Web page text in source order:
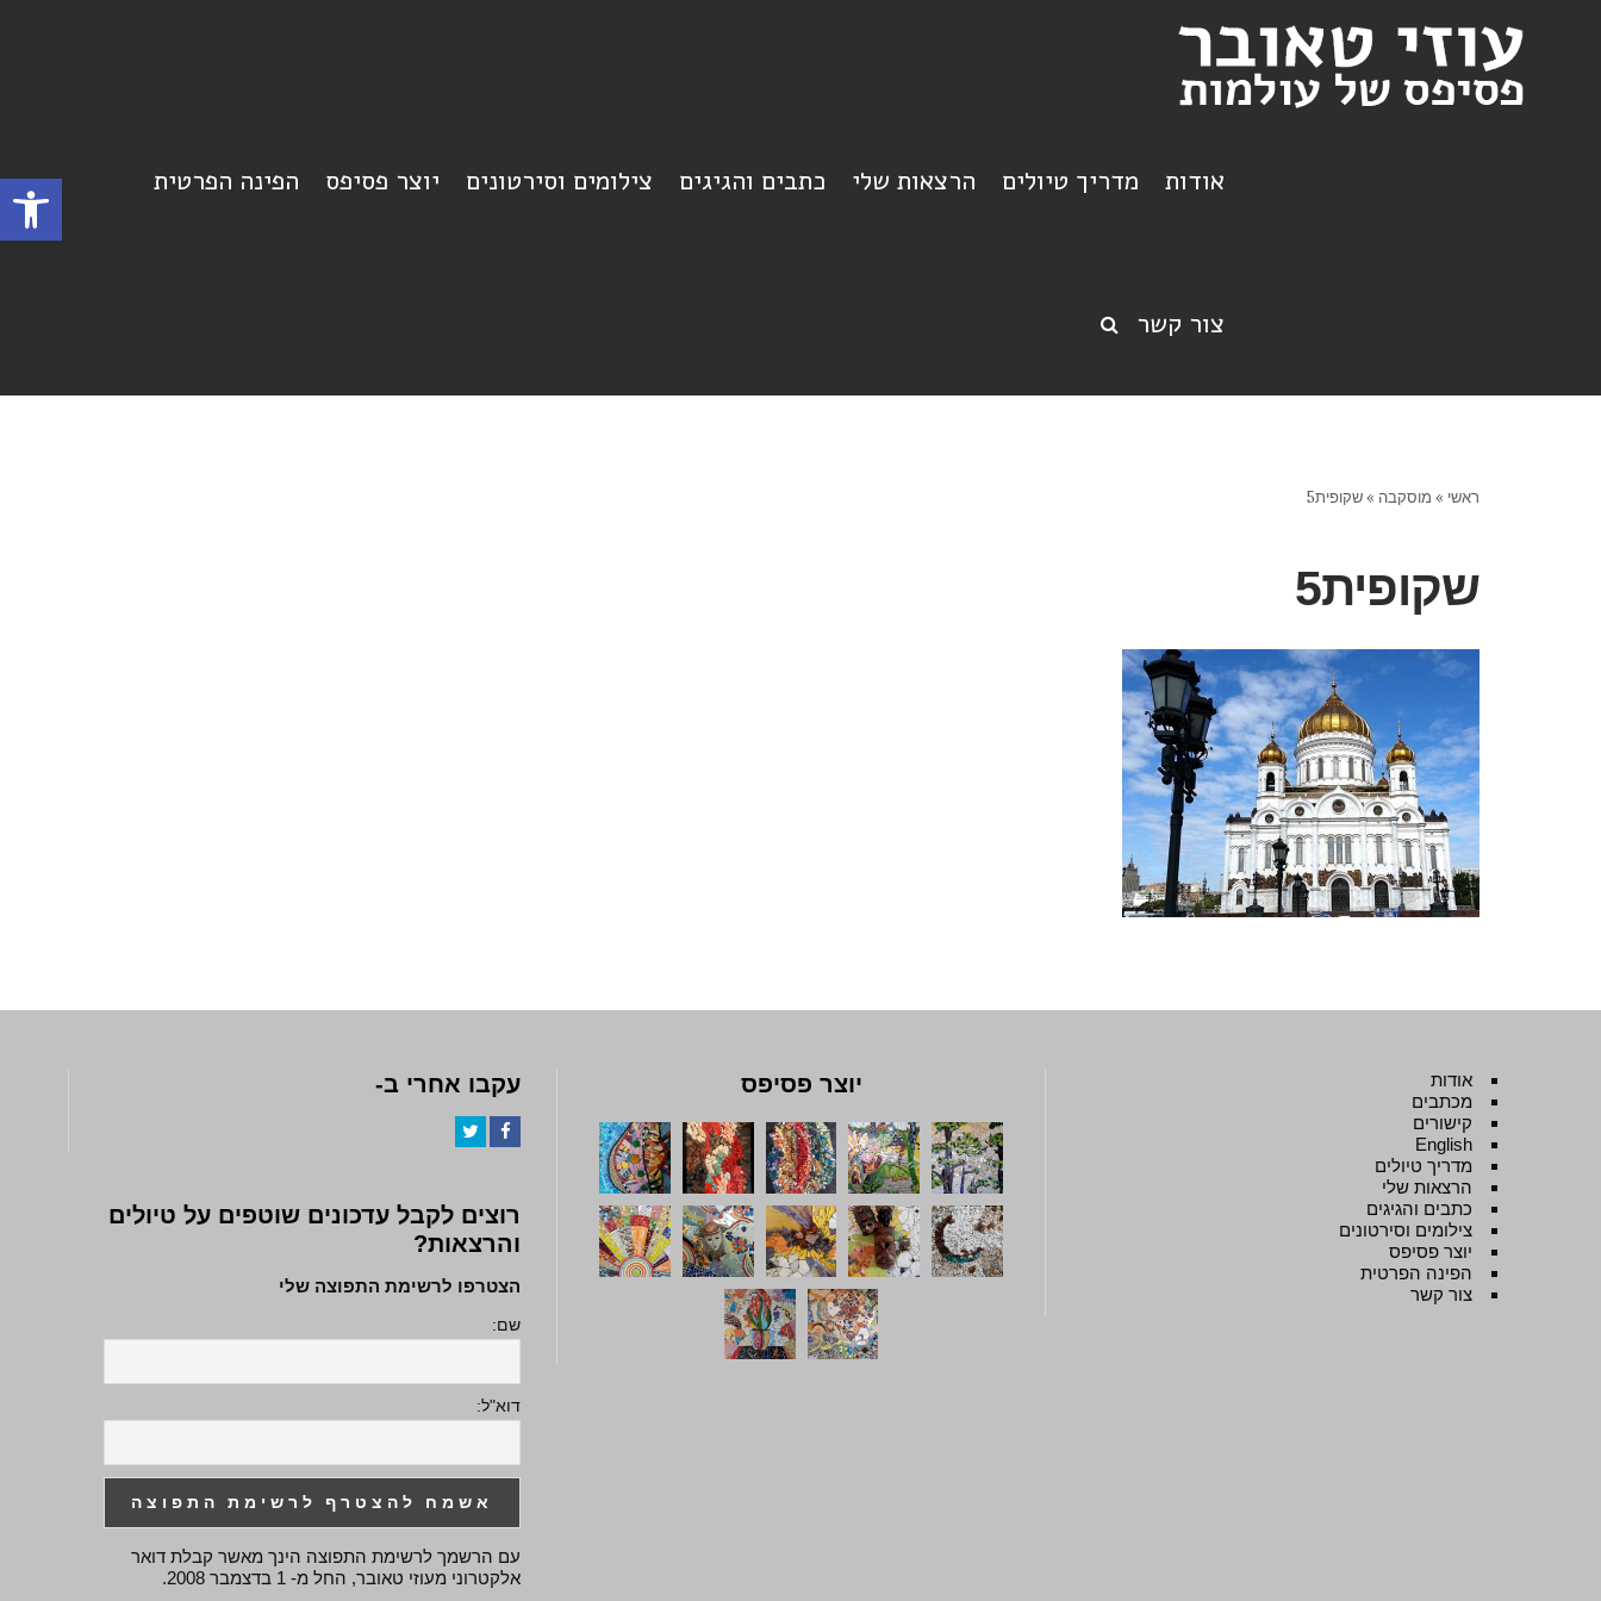
פתח אודות מדריך טיולים הרצאות שלי כתבים והגיגים צילומים וסירטונים יוצר פסיפס הפינה הפרטית
צור קשר
ראשי » מוסקבה »שקופית5
שקופית5
אודות
מכתבים
קישורים
English
מדריך טיולים
הרצאות שלי
כתבים והגיגים
צילומים וסירטונים
יוצר פסיפס
הפינה הפרטית
צור קשר
יוצר פסיפס עקבו אחרי ב-
רוצים לקבל עדכונים שוטפים על טיולים
והרצאות?
הצטרפו לרשימת התפוצה שלי
שם:
דוא"ל:
עם הרשמך לרשימת התפוצה הינך מאשר קבלת דואר
אלקטרוני מעוזי טאובר, החל מ- 1 בדצמבר 2008.